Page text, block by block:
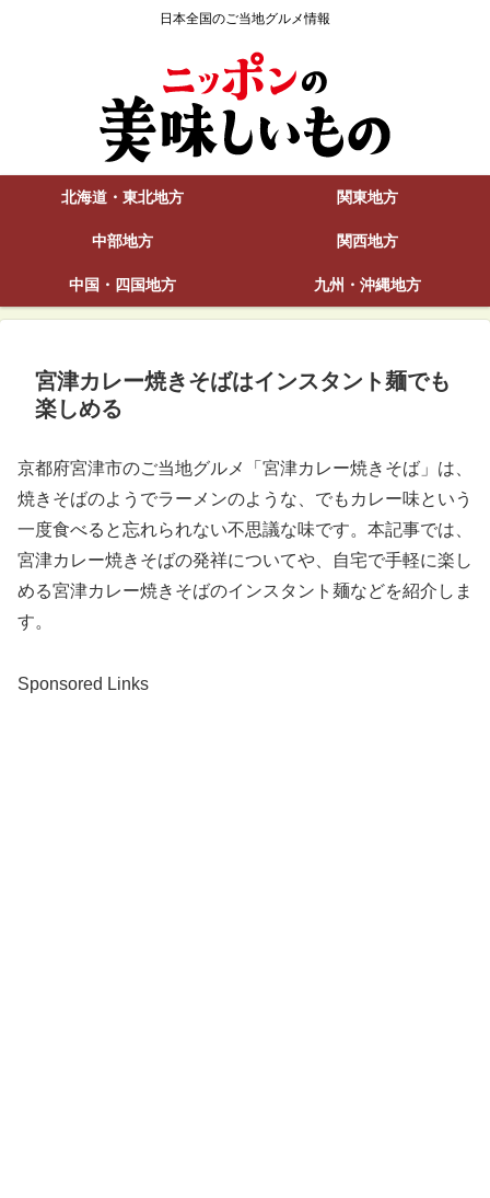
日本全国のご当地グルメ情報
北海道・東北地方 関東地方
中部地方 関西地方
中国・四国地方 九州・沖縄地方
宮津カレー焼きそばはインスタント麺でも
楽しめる
京都府宮津市のご当地グルメ「宮津カレー焼きそば」は、
焼きそばのようでラーメンのような、でもカレー味という
一度食べると忘れられない不思議な味です。本記事では、
宮津カレー焼きそばの発祥についてや、自宅で手軽に楽し
める宮津カレー焼きそばのインスタント麺などを紹介しま
す。
Sponsored Links